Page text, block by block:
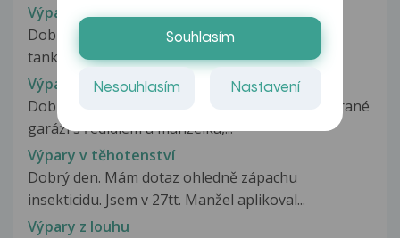
Výpary benzinu v těhotenství
Dobrý den, jsem ve 22. týdnu těhotenství. Při
tankování benzínu mi kvůli technické...
Výpary ředidla v těhotenství
Dobrý den, pracoval jsem v ne úplně dobře větrané
garáži s ředidlem a manželka,...
Výpary v těhotenství
Dobrý den. Mám dotaz ohledně zápachu
insekticidu. Jsem v 27tt. Manžel aplikoval...
Výpary z louhu
Souhlasím
Nesouhlasím Nastavení